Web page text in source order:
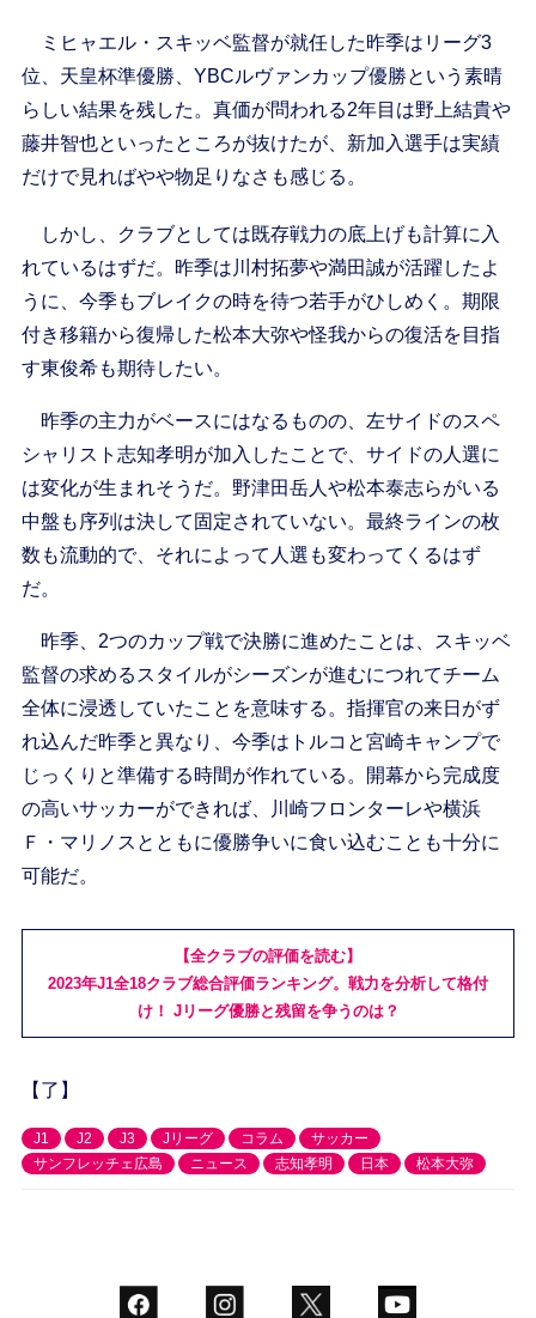
ミヒャエル・スキッベ監督が就任した昨季はリーグ3
位、天皇杯準優勝、YBCルヴァンカップ優勝という素晴
らしい結果を残した。真価が問われる2年目は野上結貴や
藤井智也といったところが抜けたが、新加入選手は実績
だけで見ればやや物足りなさも感じる。
しかし、クラブとしては既存戦力の底上げも計算に入
れているはずだ。昨季は川村拓夢や満田誠が活躍したよ
うに、今季もブレイクの時を待つ若手がひしめく。期限
付き移籍から復帰した松本大弥や怪我からの復活を目指
す東俊希も期待したい。
昨季の主力がベースにはなるものの、左サイドのスペ
シャリスト志知孝明が加入したことで、サイドの人選に
は変化が生まれそうだ。野津田岳人や松本泰志らがいる
中盤も序列は決して固定されていない。最終ラインの枚
数も流動的で、それによって人選も変わってくるはず
だ。
昨季、2つのカップ戦で決勝に進めたことは、スキッベ
監督の求めるスタイルがシーズンが進むにつれてチーム
全体に浸透していたことを意味する。指揮官の来日がず
れ込んだ昨季と異なり、今季はトルコと宮崎キャンプで
じっくりと準備する時間が作れている。開幕から完成度
の高いサッカーができれば、川崎フロンターレや横浜
Ｆ・マリノスとともに優勝争いに食い込むことも十分に
可能だ。
【全クラブの評価を読む】
2023年J1全18クラブ総合評価ランキング。戦力を分析して格付
け！ Jリーグ優勝と残留を争うのは？
【了】
J1 J2 J3 Jリーグ コラム
サッカー
サンフレッチェ広島
ニュース 志知孝明 日本 松本大弥